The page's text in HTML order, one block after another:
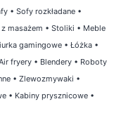
• Sofy rozkładane •
masażem • Stoliki • Meble
gamingowe • Łóżka •
fryery • Blendery • Roboty
• Zlewozmywaki •
• Kabiny prysznicowe •